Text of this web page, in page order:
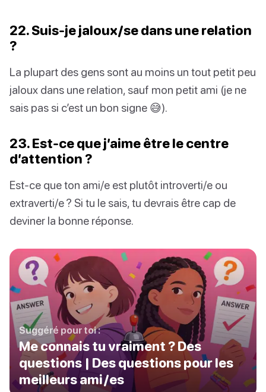
22. Suis-je jaloux/se dans une relation
?
La plupart des gens sont au moins un tout petit peu
jaloux dans une relation, sauf mon petit ami (je ne
sais pas si c’est un bon signe 😅).
23. Est-ce que j’aime être le centre
d’attention ?
Est-ce que ton ami/e est plutôt introverti/e ou
extraverti/e ? Si tu le sais, tu devrais être cap de
deviner la bonne réponse.
Suggéré pour toi :
Me connais tu vraiment ? Des
questions | Des questions pour les
meilleurs ami/es